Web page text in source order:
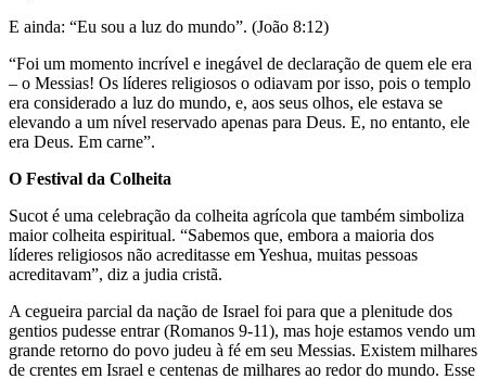
E ainda: “Eu sou a luz do mundo”. (João 8:12)
“Foi um momento incrível e inegável de declaração de quem ele era
– o Messias! Os líderes religiosos o odiavam por isso, pois o templo
era considerado a luz do mundo, e, aos seus olhos, ele estava se
elevando a um nível reservado apenas para Deus. E, no entanto, ele
era Deus. Em carne”.
O Festival da Colheita
Sucot é uma celebração da colheita agrícola que também simboliza
maior colheita espiritual. “Sabemos que, embora a maioria dos
líderes religiosos não acreditasse em Yeshua, muitas pessoas
acreditavam”, diz a judia cristã.
A cegueira parcial da nação de Israel foi para que a plenitude dos
gentios pudesse entrar (Romanos 9-11), mas hoje estamos vendo um
grande retorno do povo judeu à fé em seu Messias. Existem milhares
de crentes em Israel e centenas de milhares ao redor do mundo. Esse